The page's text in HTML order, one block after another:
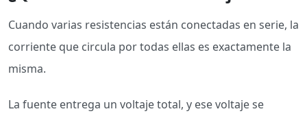
Cuando varias resistencias están conectadas en serie, la
corriente que circula por todas ellas es exactamente la
misma.
La fuente entrega un voltaje total, y ese voltaje se